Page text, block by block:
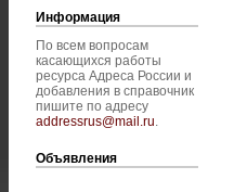
Информация
По всем вопросам
касающихся работы
ресурса Адреса России и
добавления в справочник
пишите по адресу
addressrus@mail.ru.
Объявления